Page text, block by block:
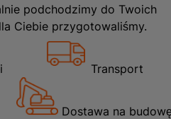
podchodzimy do Twoich
Ciebie przygotowaliśmy.
Transport
Dostawa na